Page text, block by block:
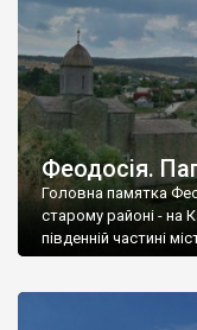
Феодосія.
Головна памятка
старому районі - на
південній частині